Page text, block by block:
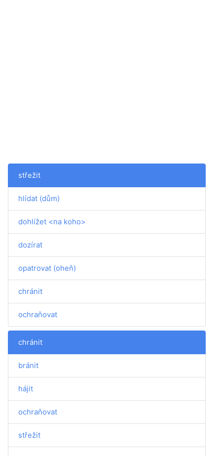
střežit
hlídat (dům)
dohlížet <na koho>
dozírat
opatrovat (oheň)
chránit
ochraňovat
chránit
bránit
hájit
ochraňovat
střežit